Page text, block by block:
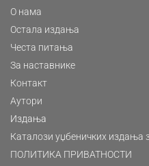
О нама
Остала издања
Честа питања
За наставнике
Контакт
Аутори
Издања
Каталози уџбеничких издања
ПОЛИТИКА ПРИВАТНОСТИ